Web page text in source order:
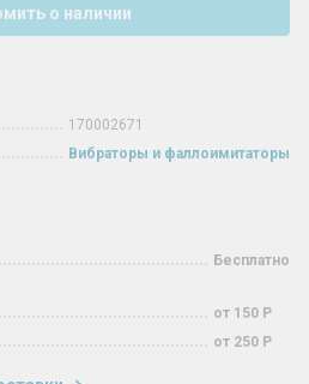
о наличии
170002671
Вибраторы и фаллоимитаторы
Бесплатно
от 150 Р
от 250 Р